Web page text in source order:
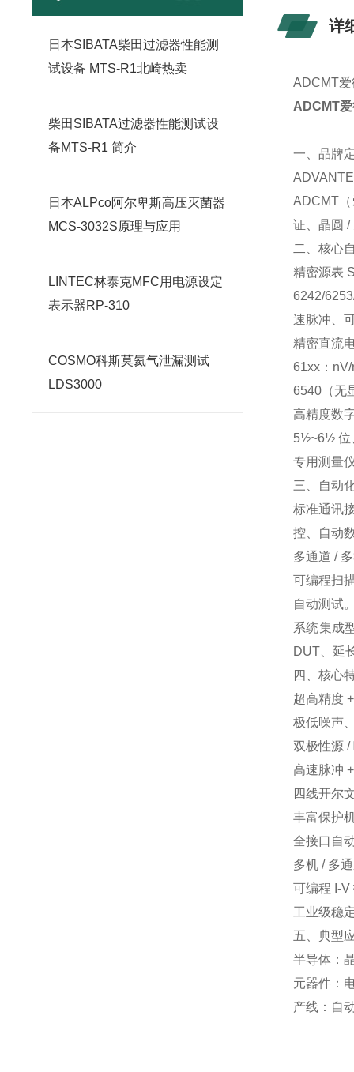
日本SIBATA柴田过滤器性能测
试设备 MTS-R1北崎热卖
柴田SIBATA过滤器性能测试设
备MTS-R1 简介
日本ALPco阿尔卑斯高压灭菌器
MCS-3032S原理与应用
LINTEC林泰克MFC用电源设定
表示器RP-310
COSMO科斯莫氦气泄漏测试
LDS3000
详
ADCMT
ADCMT
一、品牌
ADCMT
证、晶圆
二、核心
精密源表
6242/
速脉冲、
精密直流
61xx：
6540（无
高精度数
5½~6½ 位
专用测量
三、自动
标准通讯
控、自动
多通道 /
可编程扫
自动测试
系统集成
DUT、延
四、核心
超高精度
极低噪声
双极性源 /
高速脉冲
四线开尔
丰富保护
全接口自
多机 / 多
可编程 I-V
工业级稳
五、典型
半导体：
元器件：
产线：自